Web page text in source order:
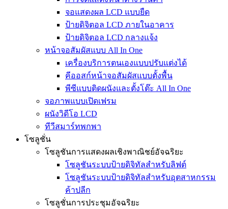
จอแสดงผล LCD แบบยืด
ป้ายดิจิตอล LCD ภายในอาคาร
ป้ายดิจิตอล LCD กลางแจ้ง
หน้าจอสัมผัสแบบ All In One
เครื่องบริการตนเองแบบปรับแต่งได้
คีออสก์หน้าจอสัมผัสแบบตั้งพื้น
พีซีแบบติดผนังและตั้งโต๊ะ All In One
จอภาพแบบเปิดเฟรม
ผนังวิดีโอ LCD
ทีวีสมาร์ทพกพา
โซลูชั่น
โซลูชันการแสดงผลเชิงพาณิชย์อัจฉริยะ
โซลูชันระบบป้ายดิจิทัลสำหรับลิฟต์
โซลูชันระบบป้ายดิจิทัลสำหรับอุตสาหกรรม
ค้าปลีก
โซลูชั่นการประชุมอัจฉริยะ